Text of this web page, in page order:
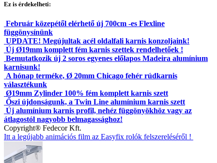
Ez is érdekelheti:
Február közepétől elérhető új 700cm -es Flexline
függönysínünk
UPDATE! Megújultak acél oldalfali karnis konzoljaink!
Új Ø19mm komplett fém karnis szettek rendelhetőek !
Bemutatkozik új 2 soros egyenes előlapos Madeira alumínium
karnisunk!
A hónap terméke, Ø 20mm Chicago fehér rúdkarnis
választékunk
Ø19mm Zylinder 100% fém komplett karnis szett
Őszi újdonságunk, a Twin Line alumínium karnis szett
Új alumínium karnis profil, nehéz függönyökhöz vagy az
átlagostól nagyobb belmagassághoz!
Copyright® Fedecor Kft.
Itt a legújabb animációs film az Easyfix rolók felszereléséről !